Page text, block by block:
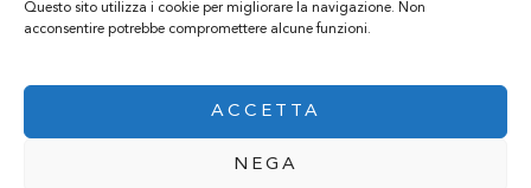
Questo sito utilizza i cookie per migliorare la navigazione. Non
acconsentire potrebbe compromettere alcune funzioni.
ACCETTA
NEGA